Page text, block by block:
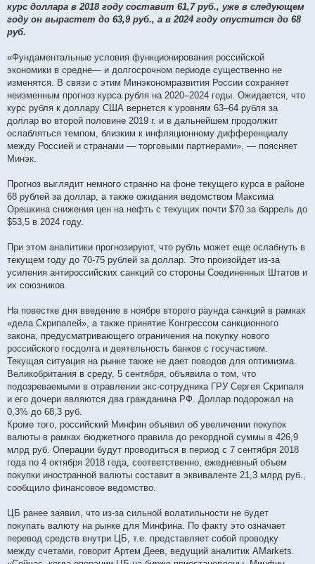
курс доллара в 2018 году составит 61,7 руб., уже в следующем
году он вырастет до 63,9 руб., а в 2024 году опустится до 68
руб.
«Фундаментальные условия функционирования российской
экономики в средне— и долгосрочном периоде существенно не
изменятся. В связи с этим Минэкономразвития России сохраняет
неизменным прогноз курса рубля на 2020–2024 годы. Ожидается, что
курс рубля к доллару США вернется к уровням 63–64 рубля за
доллар во второй половине 2019 г. и в дальнейшем продолжит
ослабляться темпом, близким к инфляционному дифференциалу
между Россией и странами — торговыми партнерами», — поясняет
Минэк.
Прогноз выглядит немного странно на фоне текущего курса в районе
68 рублей за доллар, а также ожидания ведомством Максима
Орешкина снижения цен на нефть с текущих почти $70 за баррель до
$53,5 в 2024 году.
При этом аналитики прогнозируют, что рубль может еще ослабнуть в
текущем году до 70-75 рублей за доллар. Это произойдет из-за
усиления антироссийских санкций со стороны Соединенных Штатов и
их союзников.
На повестке дня введение в ноябре второго раунда санкций в рамках
«дела Скрипалей», а также принятие Конгрессом санкционного
закона, предусматривающего ограничения на покупку нового
российского госдолга и деятельность банков с госучастием.
Текущая ситуация на рынке также не дает поводов для оптимизма.
Великобритания в среду, 5 сентября, объявила о том, что
подозреваемыми в отравлении экс-сотрудника ГРУ Сергея Скрипаля
и его дочери являются два гражданина РФ. Доллар подорожал на
0,3% до 68,3 руб.
Кроме того, российский Минфин объявил об увеличении покупок
валюты в рамках бюджетного правила до рекордной суммы в 426,9
млрд руб. Операции будут проводиться в период с 7 сентября 2018
года по 4 октября 2018 года, соответственно, ежедневный объем
покупки иностранной валюты составит в эквиваленте 21,3 млрд руб.,
сообщило финансовое ведомство.
ЦБ ранее заявил, что из-за сильной волатильности не будет
покупать валюту на рынке для Минфина. По факту это означает
перевод средств внутри ЦБ, т.е. представляет собой проводку
между счетами, говорит Артем Деев, ведущий аналитик AMarkets.